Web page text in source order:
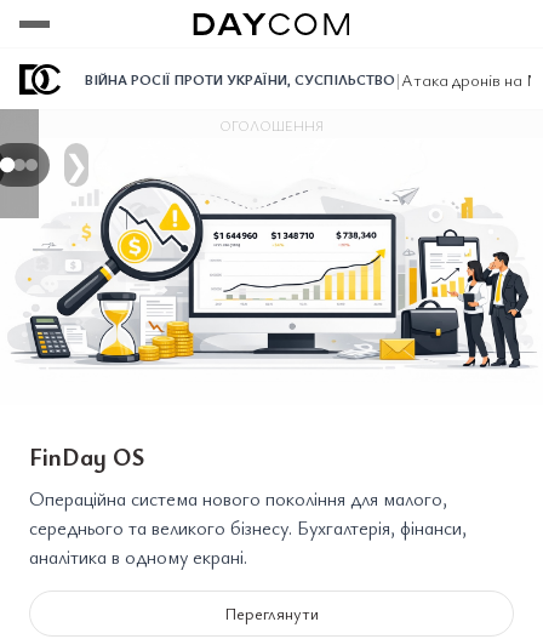
ВІЙНА РОСІЇ ПРОТИ УКРАЇНИ, СУСПІЛЬСТВО|Атака дронів на
Переглянути
Переглянути
Переглянути
❯
ОГОЛОШЕННЯ
FinDay OS
Операційна система нового покоління для малого,
середнього та великого бізнесу. Бухгалтерія, фінанси,
аналітика в одному екрані.
Переглянути